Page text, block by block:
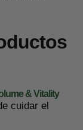
& Vitality
cuidar el